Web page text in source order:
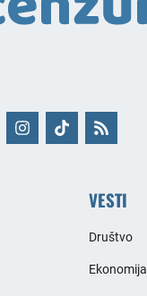
VESTI
Društvo
Ekonomija